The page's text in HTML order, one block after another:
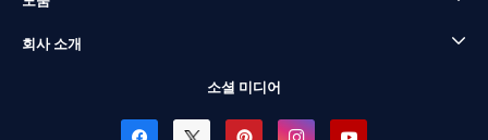
회사 소개
소셜 미디어